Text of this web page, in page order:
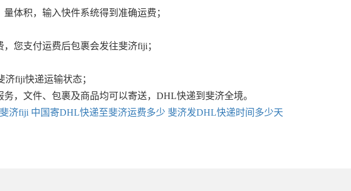
体积，输入快件系统得到准确运费；
您支付运费后包裹会发往斐济fiji；
fiji快递运输状态；
，文件、包裹及商品均可以寄送，DHL快递到斐济全境。
济fiji 中国寄DHL快递至斐济运费多少 斐济发DHL快递时间多少天